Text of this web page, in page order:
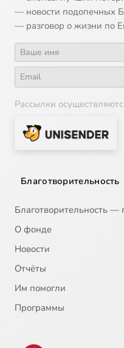
16
— новости подопечных
— разговор о жизни по
Рассылки
Благотворительность
Благотворительность
О фонде
Новости
Отчёты
Им помогли
Программы